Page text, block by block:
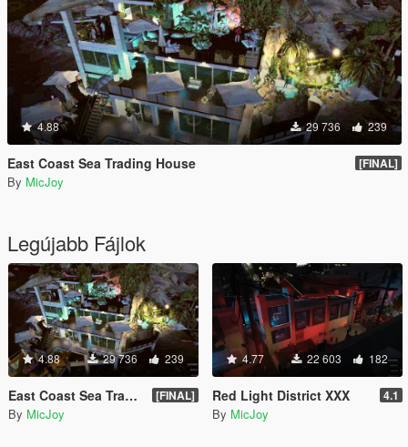
4.88 29 736 239
East Coast Sea Trading House [FINAL]
By MicJoy
Legújabb Fájlok
4.88 29 736 239
East Coast Sea Trading House [FINAL]
By MicJoy
4.77 22 603 182
Red Light District XXX 4.1
By MicJoy